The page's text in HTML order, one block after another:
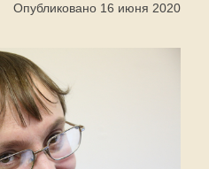
Опубликовано 16 июня 2020